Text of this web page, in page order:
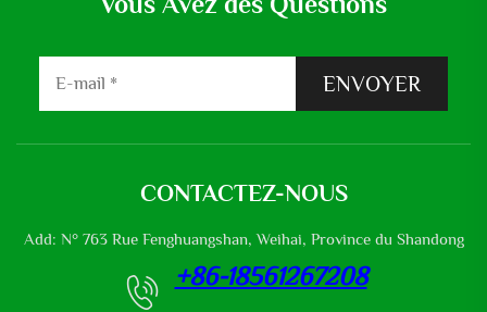
ENVOYER
CONTACTEZ-NOUS
Add: N° 763 Rue Fenghuangshan, Weihai, Province du Shandong
+86-18561267208